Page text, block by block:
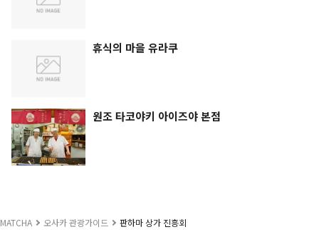
휴식의 마을 유라쿠
원조 타코야키 아이즈야 본점
MATCHA 오사카 관광가이드 판하마 상가 진흥회